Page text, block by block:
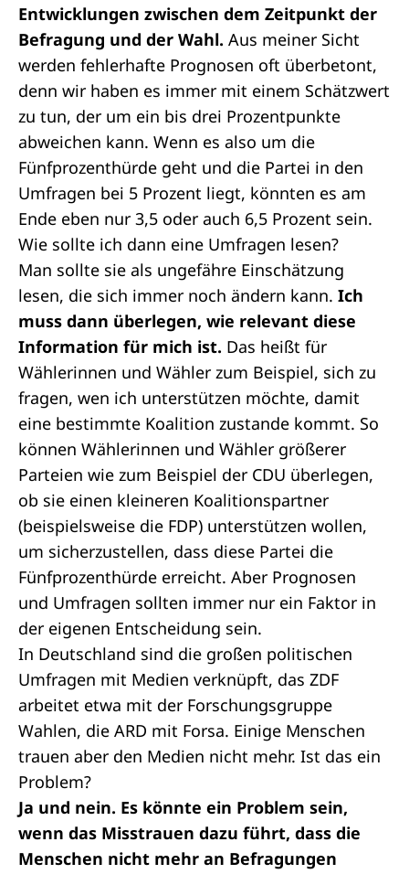
Entwicklungen zwischen dem Zeitpunkt der
Befragung und der Wahl. Aus meiner Sicht
werden fehlerhafte Prognosen oft überbetont,
denn wir haben es immer mit einem Schätzwert
zu tun, der um ein bis drei Prozentpunkte
abweichen kann. Wenn es also um die
Fünfprozenthürde geht und die Partei in den
Umfragen bei 5 Prozent liegt, könnten es am
Ende eben nur 3,5 oder auch 6,5 Prozent sein.
Wie sollte ich dann eine Umfragen lesen?
Man sollte sie als ungefähre Einschätzung
lesen, die sich immer noch ändern kann. Ich
muss dann überlegen, wie relevant diese
Information für mich ist. Das heißt für
Wählerinnen und Wähler zum Beispiel, sich zu
fragen, wen ich unterstützen möchte, damit
eine bestimmte Koalition zustande kommt. So
können Wählerinnen und Wähler größerer
Parteien wie zum Beispiel der CDU überlegen,
ob sie einen kleineren Koalitionspartner
(beispielsweise die FDP) unterstützen wollen,
um sicherzustellen, dass diese Partei die
Fünfprozenthürde erreicht. Aber Prognosen
und Umfragen sollten immer nur ein Faktor in
der eigenen Entscheidung sein.
In Deutschland sind die großen politischen
Umfragen mit Medien verknüpft, das ZDF
arbeitet etwa mit der Forschungsgruppe
Wahlen, die ARD mit Forsa. Einige Menschen
trauen aber den Medien nicht mehr. Ist das ein
Problem?
Ja und nein. Es könnte ein Problem sein,
wenn das Misstrauen dazu führt, dass die
Menschen nicht mehr an Befragungen